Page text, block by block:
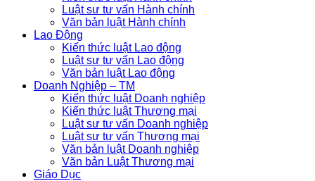
Luật sư tư vấn Hành chính
Văn bản luật Hành chính
Lao Động
Kiến thức luật Lao động
Luật sư tư vấn Lao động
Văn bản luật Lao động
Doanh Nghiệp – TM
Kiến thức luật Doanh nghiệp
Kiến thức luật Thương mại
Luật sư tư vấn Doanh nghiệp
Luật sư tư vấn Thương mại
Văn bản luật Doanh nghiệp
Văn bản Luật Thương mại
Giáo Dục